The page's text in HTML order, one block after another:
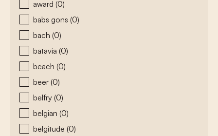
award (0)
babs gons (0)
bach (0)
batavia (0)
beach (0)
beer (0)
belfry (0)
belgian (0)
belgitude (0)